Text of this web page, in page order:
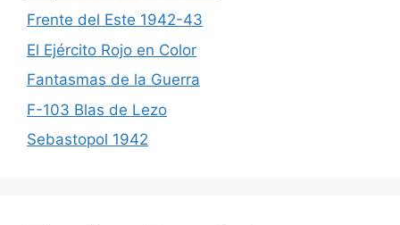
Frente del Este 1942-43
El Ejército Rojo en Color
Fantasmas de la Guerra
F-103 Blas de Lezo
Sebastopol 1942